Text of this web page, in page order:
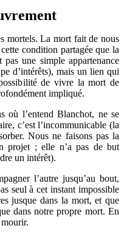
mortels. La mort fait de nous
condition partagée que la
pas une simple appartenance
d’intérêts), mais un lien qui
de vivre la mort de
impliqué.
où l’entend Blanchot, ne se
c’est l’incommunicable (la
Nous ne faisons pas la
projet ; elle n’a pas de but
un intérêt).
l’autre jusqu’au bout,
seul à cet instant impossible
jusque dans la mort, et que
dans notre propre mort. En